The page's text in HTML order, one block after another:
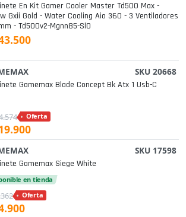
En Kit Gamer Cooler Master Td500 Max -
Gxii Gold - Water Cooling Aio 360 - 3 Ventiladores
- Td500v2-Mgnn85-Sl0
SKU 20668
Gamemax Blade Concept Bk Atx 1 Usb-C
Oferta
SKU 17598
Gamemax Siege White
en tienda
Oferta